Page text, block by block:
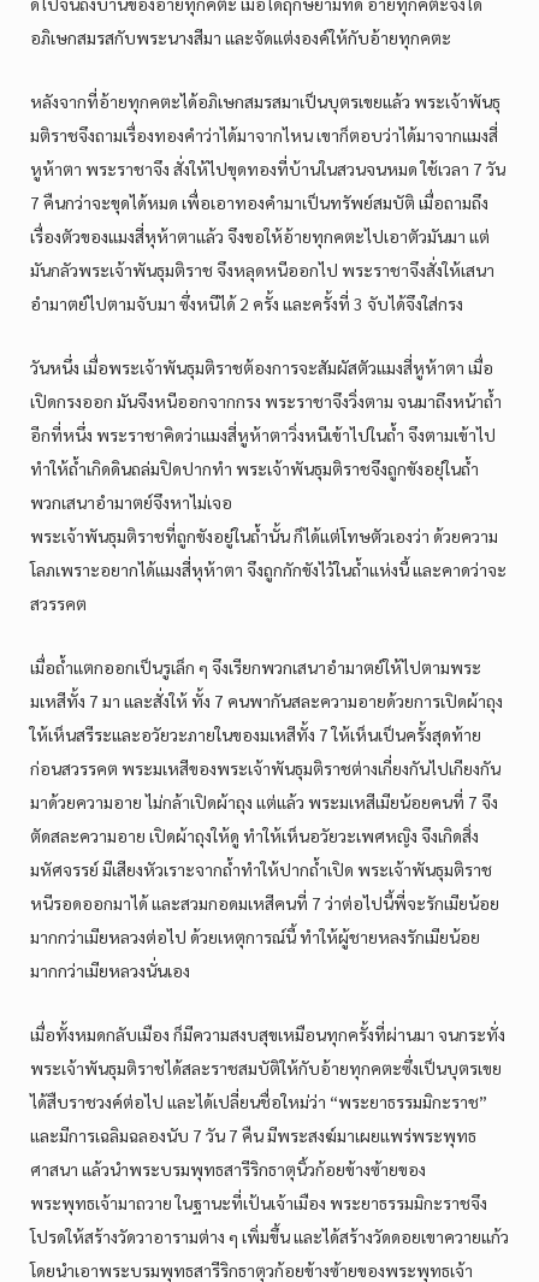
อภิเษกสมรสกับพระนางสีมา และจัดแต่งองค์ให้กับอ้ายทุกคตะ
หลังจากที่อ้ายทุกคตะได้อภิเษกสมรสมาเป็นบุตรเขยแล้ว พระเจ้าพันธุ
มติราชจึงถามเรื่องทองคำว่าได้มาจากไหน เขาก็ตอบว่าได้มาจากแมงสี่
หูห้าตา พระราชาจึง สั่งให้ไปขุดทองที่บ้านในสวนจนหมด ใช้เวลา 7 วัน
7 คืนกว่าจะขุดได้หมด เพื่อเอาทองคำมาเป็นทรัพย์สมบัติ เมื่อถามถึง
เรื่องตัวของแมงสี่หุห้าตาแล้ว จึงขอให้อ้ายทุกคตะไปเอาตัวมันมา แต่
มันกลัวพระเจ้าพันธุมติราช จึงหลุดหนีออกไป พระราชาจึงสั่งให้เสนา
อำมาตย์ไปตามจับมา ซึ่งหนีได้ 2 ครั้ง และครั้งที่ 3 จับได้จึงใส่กรง
วันหนึ่ง เมื่อพระเจ้าพันธุมติราชต้องการจะสัมผัสตัวแมงสี่หูห้าตา เมื่อ
เปิดกรงออก มันจึงหนีออกจากกรง พระราชาจึงวิ่งตาม จนมาถึงหน้าถ้ำ
อีกที่หนึ่ง พระราชาคิดว่าแมงสี่หูห้าตาวิ่งหนีเข้าไปในถ้ำ จึงตามเข้าไป
ทำให้ถ้ำเกิดดินถล่มปิดปากทำ พระเจ้าพันธุมติราชจึงถูกขังอยุ่ในถ้ำ
พวกเสนาอำมาตย์จึงหาไม่เจอ
พระเจ้าพันธุมติราชที่ถูกขังอยู่ในถ้ำนั้น ก็ได้แต่โทษตัวเองว่า ด้วยความ
โลภเพราะอยากได้แมงสี่หุห้าตา จึงถูกกักขังไว้ในถ้ำแห่งนี้ และคาดว่าจะ
สวรรคต
เมื่อถ้ำแตกออกเป็นรูเล็ก ๆ จึงเรียกพวกเสนาอำมาตย์ให้ไปตามพระ
มเหสีทั้ง 7 มา และสั่งให้ ทั้ง 7 คนพากันสละความอายด้วยการเปิดผ้าถุง
ให้เห็นสรีระและอวัยวะภายในของมเหสีทั้ง 7 ให้เห็นเป็นครั้งสุดท้าย
ก่อนสวรรคต พระมเหสีของพระเจ้าพันธุมติราชต่างเกี่ยงกันไปเกียงกัน
มาด้วยความอาย ไม่กล้าเปิดผ้าถุง แต่แล้ว พระมเหสีเมียน้อยคนที่ 7 จึง
ตัดสละความอาย เปิดผ้าถุงให้ดู ทำให้เห็นอวัยวะเพศหญิง จึงเกิดสิ่ง
มหัศจรรย์ มีเสียงหัวเราะจากถ้ำทำให้ปากถ้ำเปิด พระเจ้าพันธุมติราช
หนีรอดออกมาได้ และสวมกอดมเหสีคนที่ 7 ว่าต่อไปนี้พี่จะรักเมียน้อย
มากกว่าเมียหลวงต่อไป ด้วยเหตุการณ์นี้ ทำให้ผู้ชายหลงรักเมียน้อย
มากกว่าเมียหลวงนั่นเอง
เมื่อทั้งหมดกลับเมือง ก็มีความสงบสุขเหมือนทุกครั้งที่ผ่านมา จนกระทั่ง
พระเจ้าพันธุมติราชได้สละราชสมบัติให้กับอ้ายทุกคตะซึ่งเป็นบุตรเขย
ได้สืบราชวงค์ต่อไป และได้เปลี่ยนชื่อใหม่ว่า “พระยาธรรมมิกะราช”
และมีการเฉลิมฉลองนับ 7 วัน 7 คืน มีพระสงฆ์มาเผยแพร่พระพุทธ
ศาสนา แล้วนำพระบรมพุทธสารีริกธาตุนิ้วก้อยข้างซ้ายของ
พระพุทธเจ้ามาถวาย ในฐานะที่เป้นเจ้าเมือง พระยาธรรมมิกะราชจึง
โปรดให้สร้างวัดวาอารามต่าง ๆ เพิ่มขึ้น และได้สร้างวัดดอยเขาควายแก้ว
โดยนำเอาพระบรมพุทธสารีริกธาตุวก้อยข้างซ้ายของพระพุทธเจ้า